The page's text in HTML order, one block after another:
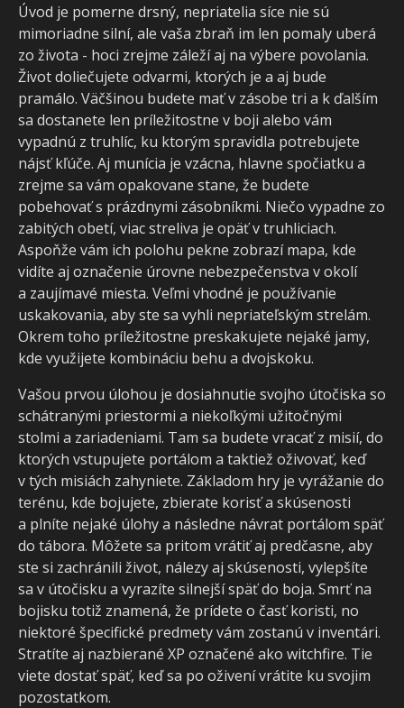
Úvod je pomerne drsný, nepriatelia síce nie sú
mimoriadne silní, ale vaša zbraň im len pomaly uberá
zo života - hoci zrejme záleží aj na výbere povolania.
Život doliečujete odvarmi, ktorých je a aj bude
pramálo. Väčšinou budete mať v zásobe tri a k ďalším
sa dostanete len príležitostne v boji alebo vám
vypadnú z truhlíc, ku ktorým spravidla potrebujete
nájsť kľúče. Aj munícia je vzácna, hlavne spočiatku a
zrejme sa vám opakovane stane, že budete
pobehovať s prázdnymi zásobníkmi. Niečo vypadne zo
zabitých obetí, viac streliva je opäť v truhliciach.
Aspoňže vám ich polohu pekne zobrazí mapa, kde
vidíte aj označenie úrovne nebezpečenstva v okolí
a zaujímavé miesta. Veľmi vhodné je používanie
uskakovania, aby ste sa vyhli nepriateľským strelám.
Okrem toho príležitostne preskakujete nejaké jamy,
kde využijete kombináciu behu a dvojskoku.
Vašou prvou úlohou je dosiahnutie svojho útočiska so
schátranými priestormi a niekoľkými užitočnými
stolmi a zariadeniami. Tam sa budete vracať z misií, do
ktorých vstupujete portálom a taktiež oživovať, keď
v tých misiách zahyniete. Základom hry je vyrážanie do
terénu, kde bojujete, zbierate korisť a skúsenosti
a plníte nejaké úlohy a následne návrat portálom späť
do tábora. Môžete sa pritom vrátiť aj predčasne, aby
ste si zachránili život, nálezy aj skúsenosti, vylepšíte
sa v útočisku a vyrazíte silnejší späť do boja. Smrť na
bojisku totiž znamená, že prídete o časť koristi, no
niektoré špecifické predmety vám zostanú v inventári.
Stratíte aj nazbierané XP označené ako witchfire. Tie
viete dostať späť, keď sa po oživení vrátite ku svojim
pozostatkom.